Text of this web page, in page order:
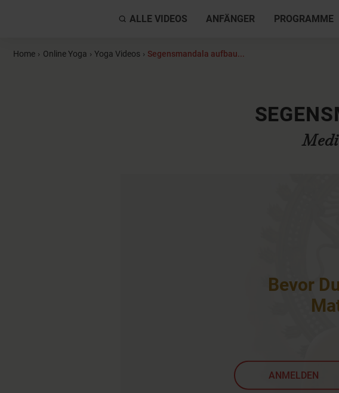
ALLE VIDEOS ANFÄNGER PROGRAMME
Home › Online Yoga › Yoga Videos › Segensmandala aufbau...
Bevor
ANMELDEN